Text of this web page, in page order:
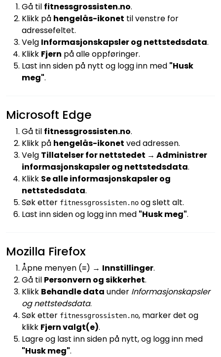
Gå til fitnessgrossisten.no.
Klikk på hengelås-ikonet til venstre for
adressefeltet.
Velg Informasjonskapsler og nettstedsdata.
Klikk Fjern på alle oppføringer.
Last inn siden på nytt og logg inn med "Husk
meg".
Microsoft Edge
Gå til fitnessgrossisten.no.
Klikk på hengelås-ikonet ved adressen.
Velg Tillatelser for nettstedet → Administrer
informasjonskapsler og nettstedsdata.
Klikk Se alle informasjonskapsler og
nettstedsdata.
Søk etter fitnessgrossisten.no og slett alt.
Last inn siden og logg inn med "Husk meg".
Mozilla Firefox
Åpne menyen (≡) → Innstillinger.
Gå til Personvern og sikkerhet.
Klikk Behandle data under Informasjonskapsler
og nettstedsdata.
Søk etter fitnessgrossisten.no, marker det og
klikk Fjern valgt(e).
Lagre og last inn siden på nytt, og logg inn med
"Husk meg".